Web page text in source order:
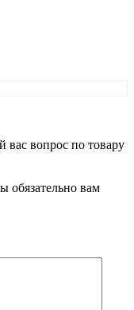
вопрос по товару
обязательно вам